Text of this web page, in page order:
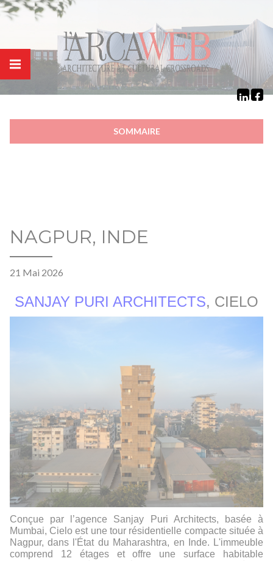
SOMMAIRE
NAGPUR, INDE
21 Mai 2026
SANJAY PURI ARCHITECTS, CIELO
Conçue par l’agence Sanjay Puri Architects, basée à
Mumbai, Cielo est une tour résidentielle compacte située à
Nagpur, dans l'État du Maharashtra, en Inde. L'immeuble
comprend 12 étages et offre une surface habitable
Panneau de gestion des cookies